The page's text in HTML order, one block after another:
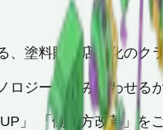
塗料販売店特化のク
ジーを組み合わせる
」 「働き方改革」を